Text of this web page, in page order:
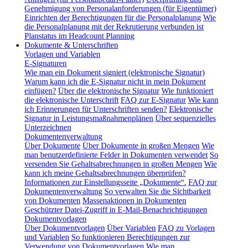
Genehmigung von Personalanforderungen (für Eigentümer)
Einrichten der Berechtigungen für die Personalplanung Wie
die Personalplanung mit der Rekrutierung verbunden ist
Planstatus im Headcount Planning
Dokumente & Unterschriften
Vorlagen und Variablen
E-Signaturen
Wie man ein Dokument signiert (elektronische Signatur)
Warum kann ich die E-Signatur nicht in mein Dokument
einfügen? Über die elektronische Signatur Wie funktioniert
die elektronische Unterschrift FAQ zur E-Signatur Wie kann
ich Erinnerungen für Unterschriften senden? Elektronische
Signatur in Leistungsmaßnahmenplänen Über sequenzielles
Unterzeichnen
Dokumentenverwaltung
Über Dokumente Über Dokumente in großen Mengen Wie
man benutzerdefinierte Felder in Dokumenten verwendet So
versenden Sie Gehaltsabrechnungen in großen Mengen Wie
kann ich meine Gehaltsabrechnungen überprüfen?
Informationen zur Einstellungsseite „Dokumente“. FAQ zur
Dokumentenverwaltung So verwalten Sie die Sichtbarkeit
von Dokumenten Massenaktionen in Dokumenten
Geschützter Datei-Zugriff in E-Mail-Benachrichtigungen
Dokumentvorlagen
Über Dokumentvorlagen Über Variablen FAQ zu Vorlagen
und Variablen So funktionieren Berechtigungen zur
Verwendung von Dokumentvorlagen Wie man